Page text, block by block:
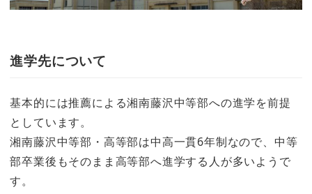
進学先について
基本的には推薦による湘南藤沢中等部への進学を前提
としています。
湘南藤沢中等部・高等部は中高一貫6年制なので、中等
部卒業後もそのまま高等部へ進学する人が多いようで
す。